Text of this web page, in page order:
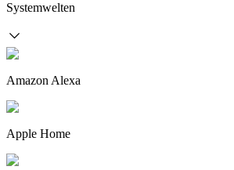
Systemwelten
Amazon Alexa
Apple Home